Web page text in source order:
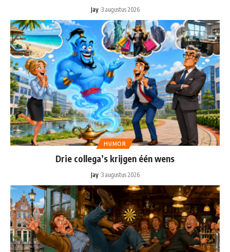
Jay 3 augustus 2026
HUMOR
Drie collega’s krijgen één wens
Jay 3 augustus 2026